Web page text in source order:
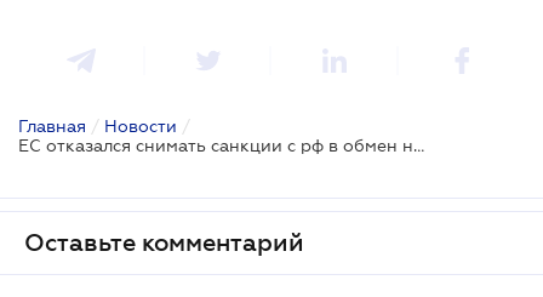
Главная / Новости /
ЕС отказался снимать санкции с рф в обмен на приостановление огня по энергетическим объектам Украины
Оставьте комментарий